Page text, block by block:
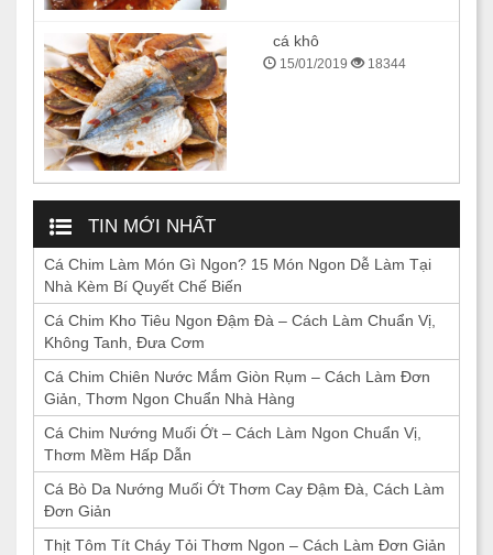
cá khô
15/01/2019 18344
TIN MỚI NHẤT
Cá Chim Làm Món Gì Ngon? 15 Món Ngon Dễ Làm Tại
Nhà Kèm Bí Quyết Chế Biến
Cá Chim Kho Tiêu Ngon Đậm Đà – Cách Làm Chuẩn Vị,
Không Tanh, Đưa Cơm
Cá Chim Chiên Nước Mắm Giòn Rụm – Cách Làm Đơn
Giản, Thơm Ngon Chuẩn Nhà Hàng
Cá Chim Nướng Muối Ớt – Cách Làm Ngon Chuẩn Vị,
Thơm Mềm Hấp Dẫn
Cá Bò Da Nướng Muối Ớt Thơm Cay Đậm Đà, Cách Làm
Đơn Giản
Thịt Tôm Tít Cháy Tỏi Thơm Ngon – Cách Làm Đơn Giản